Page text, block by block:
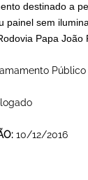
destinado a
painel sem
Papa
Público
10/12/2016